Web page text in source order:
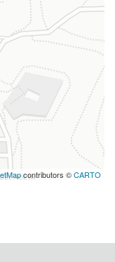
contributors ©CARTO